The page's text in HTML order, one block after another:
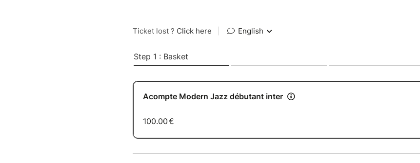
Ticket lost ? Click here English
Step 1 : Basket
Acompte Modern Jazz débutant inter
100.00€